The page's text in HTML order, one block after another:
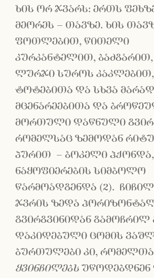
ხის ორ ჯვარს: ერთს
მეორეს – თავზე. ხის
ფოთლებით, წითელი
კურკანტელით, ბაძგარით,
ლურჯი სუროს
ტოტებითა და სხვა
მცენარეებითა და
მორთული დაწნული
რომელსაც ზემოდან
პურით – ბოკელი ჰქონდა,
ნაყოფიერების სიმბოლო
წარმოადგენდა (2).
ჯვრის ზედა
გვირგვინიდან
დაკიდებული ცომის
ბურთულები კი,
ყვინჩილებს უწოდებდნენ